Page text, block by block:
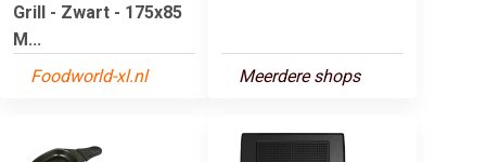
Grill - Zwart - 175x85
M...
Foodworld-xl.nl
Meerdere shops